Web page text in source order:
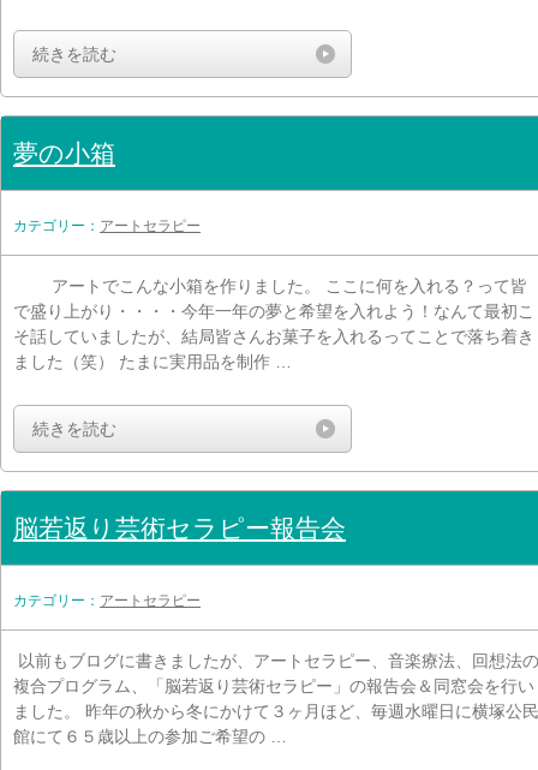
続きを読む
夢の小箱
カテゴリー： アートセラピー
アートでこんな小箱を作りました。 ここに何を入れる？って皆
で盛り上がり・・・・今年一年の夢と希望を入れよう！なんて最初こ
そ話していましたが、結局皆さんお菓子を入れるってことで落ち着き
ました（笑） たまに実用品を制作 …
続きを読む
脳若返り芸術セラピー報告会
カテゴリー： アートセラピー
以前もブログに書きましたが、アートセラピー、音楽療法、回想法の
複合プログラム、「脳若返り芸術セラピー」の報告会＆同窓会を行い
ました。 昨年の秋から冬にかけて３ヶ月ほど、毎週水曜日に横塚公民
館にて６５歳以上の参加ご希望の …